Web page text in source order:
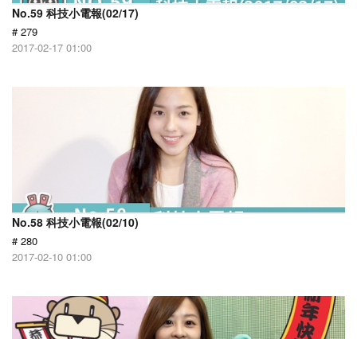
No.59 科技小電報(02/17)
# 279
2017-02-17 01:00
No.58 科技小電報(02/10)
# 280
2017-02-10 01:00